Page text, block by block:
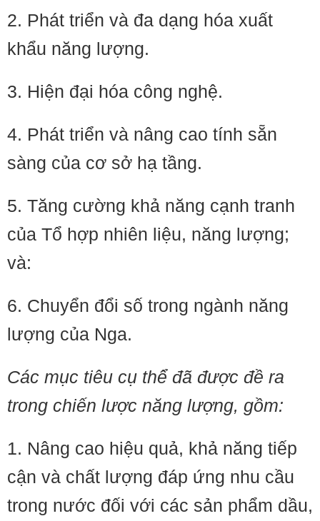
2. Phát triển và đa dạng hóa xuất
khẩu năng lượng.
3. Hiện đại hóa công nghệ.
4. Phát triển và nâng cao tính sẵn
sàng của cơ sở hạ tầng.
5. Tăng cường khả năng cạnh tranh
của Tổ hợp nhiên liệu, năng lượng;
và:
6. Chuyển đổi số trong ngành năng
lượng của Nga.
Các mục tiêu cụ thể đã được đề ra
trong chiến lược năng lượng, gồm:
1. Nâng cao hiệu quả, khả năng tiếp
cận và chất lượng đáp ứng nhu cầu
trong nước đối với các sản phẩm dầu,